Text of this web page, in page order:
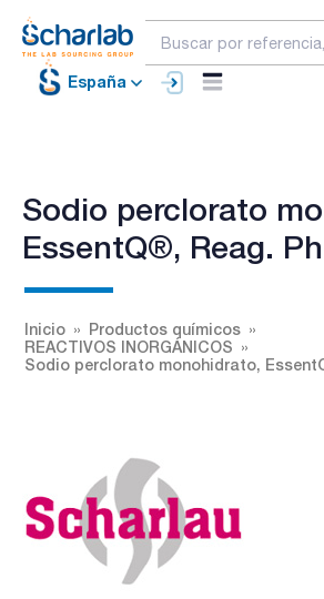
España
Sodio perclorato
EssentQ®, Reag.
Inicio
Productos químicos
REACTIVOS INORGÁNICOS
Sodio perclorato monohidrato,